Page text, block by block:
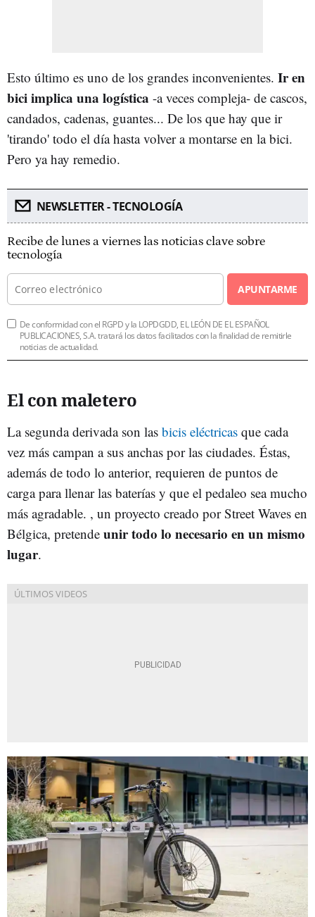
Esto último es uno de los grandes inconvenientes. Ir en
bici implica una logística -a veces compleja- de cascos,
candados, cadenas, guantes... De los que hay que ir
'tirando' todo el día hasta volver a montarse en la bici.
Pero ya hay remedio.
NEWSLETTER - TECNOLOGÍA
Recibe de lunes a viernes las noticias clave sobre
tecnología
APUNTARME
De conformidad con el RGPD y la LOPDGDD, EL LEÓN DE EL ESPAÑOL
PUBLICACIONES, S.A. tratará los datos facilitados con la finalidad de remitirle
noticias de actualidad.
El con maletero
La segunda derivada son las bicis eléctricas que cada
vez más campan a sus anchas por las ciudades. Éstas,
además de todo lo anterior, requieren de puntos de
carga para llenar las baterías y que el pedaleo sea mucho
más agradable. , un proyecto creado por Street Waves en
Bélgica, pretende unir todo lo necesario en un mismo
lugar.